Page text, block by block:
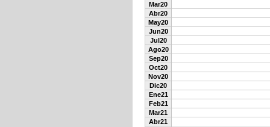
Mar20
Abr20
May20
Jun20
Jul20
Ago20
Sep20
Oct20
Nov20
Dic20
Ene21
Feb21
Mar21
Abr21